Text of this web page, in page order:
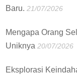
Baru. 21/07/2026
Mengapa Orang
Uniknya 20/07/2026
Eksplorasi